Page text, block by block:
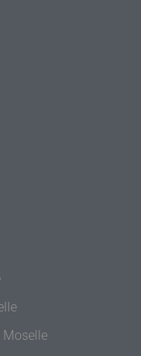
Moselle